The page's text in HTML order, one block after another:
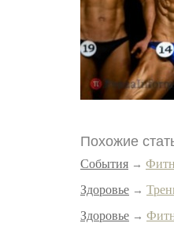
Похожие
События →
Здоровье →
Здоровье →